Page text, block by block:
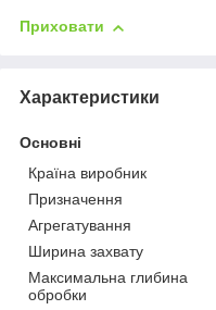
Приховати
Характеристики
Основні
Країна виробник
Призначення
Агрегатування
Ширина захвату
Максимальна глибина
обробки